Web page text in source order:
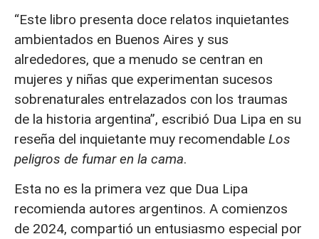
“Este libro presenta doce relatos inquietantes
ambientados en Buenos Aires y sus
alrededores, que a menudo se centran en
mujeres y niñas que experimentan sucesos
sobrenaturales entrelazados con los traumas
de la historia argentina”, escribió Dua Lipa en su
reseña del inquietante muy recomendable Los
peligros de fumar en la cama.
Esta no es la primera vez que Dua Lipa
recomienda autores argentinos. A comienzos
de 2024, compartió un entusiasmo especial por